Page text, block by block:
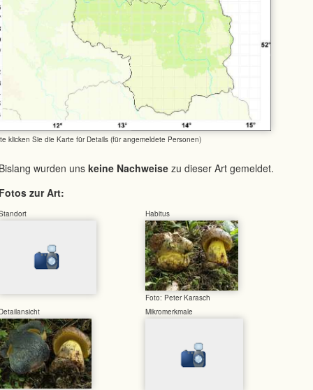
klicken Sie die Karte für Details (für angemeldete Personen)
wurden uns keine Nachweise zu dieser Art gemeldet.
zur Art:
Habitus
Foto: Peter Karasch
Mikromerkmale